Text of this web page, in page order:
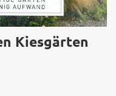
Kiesgärten